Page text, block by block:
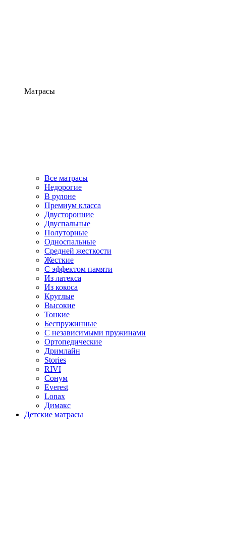
Матрасы
Все матрасы
Недорогие
В рулоне
Премиум класса
Двусторонние
Двуспальные
Полуторные
Односпальные
Средней жесткости
Жесткие
С эффектом памяти
Из латекса
Из кокоса
Круглые
Высокие
Тонкие
Беспружинные
С независимыми пружинами
Ортопедические
Дримлайн
Stories
RIVI
Сонум
Everest
Lonax
Димакс
Детские матрасы